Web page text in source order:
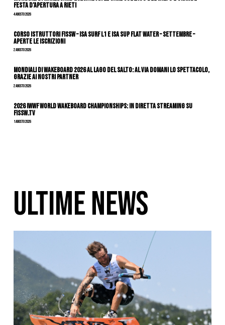
festa d’apertura a Rieti
4 Agosto 2026
CORSO ISTRUTTORI FISSW – ISA SURF L1 e ISA SUP Flat Water – SETTEMBRE –
APERTE LE ISCRIZIONI
2 Agosto 2026
Mondiali di Wakeboard 2026 al Lago del Salto: al via domani lo spettacolo,
grazie ai nostri Partner
2 Agosto 2026
2026 IWWF WORLD WAKEBOARD CHAMPIONSHIPS: IN DIRETTA STREAMING SU
FISSW.TV
1 Agosto 2026
ULTIME NEWS